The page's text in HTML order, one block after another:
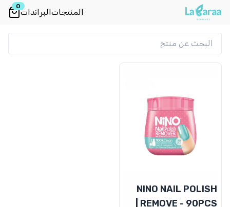
المنتجاتالبراندات
0
NINO NAIL POLISH